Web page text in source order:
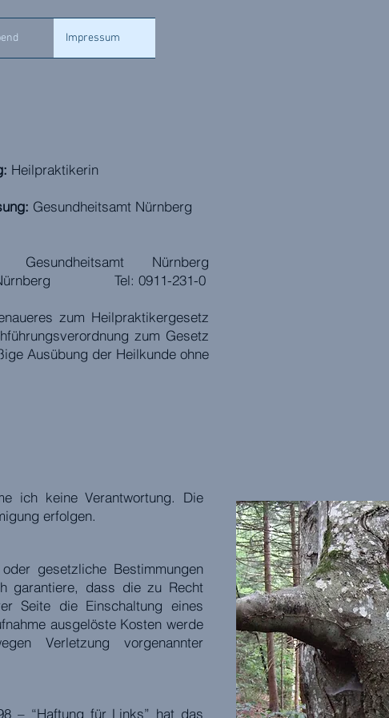
Impressum
Heilpraktikerin
Gesundheitsamt Nürnberg
Gesundheitsamt Nürnberg
Nürnberg Tel: 0911-231-0
zum Heilpraktikergesetz
zum Gesetz
Ausübung der Heilkunde ohne
ich keine Verantwortung. Die
erfolgen.
gesetzliche Bestimmungen
garantiere, dass die zu Recht
Seite die Einschaltung eines
ausgelöste Kosten werde
Verletzung vorgenannter
– “Haftung für Links” hat das